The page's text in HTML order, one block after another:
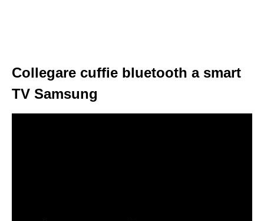
Collegare cuffie bluetooth a smart
TV Samsung